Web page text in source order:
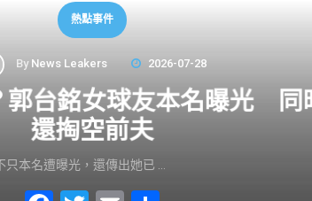
熱點事件
By News Leakers 2026-07-28
郭台銘女球友本名曝光 同
還掏空前夫
本名遭曝光，還傳出她已 …